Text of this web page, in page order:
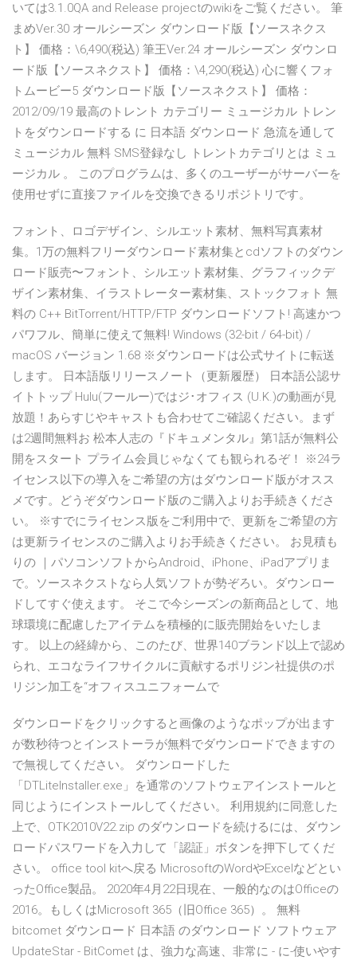
いては3.1.0QA and Release projectのwikiをご覧ください。 筆
まめVer.30 オールシーズン ダウンロード版【ソースネクス
ト】 価格：\6,490(税込) 筆王Ver.24 オールシーズン ダウンロ
ード版【ソースネクスト】 価格：\4,290(税込) 心に響くフォ
トムービー5 ダウンロード版【ソースネクスト】 価格：
2012/09/19 最高のトレント カテゴリー ミュージカル トレン
トをダウンロードする に 日本語 ダウンロード 急流を通して
ミュージカル 無料 SMS登録なし トレントカテゴリとは ミュ
ージカル 。 このプログラムは、多くのユーザーがサーバーを
使用せずに直接ファイルを交換できるリポジトリです。
フォント、ロゴデザイン、シルエット素材、無料写真素材
集。1万の無料フリーダウンロード素材集とcdソフトのダウン
ロード販売〜フォント、シルエット素材集、グラフィックデ
ザイン素材集、イラストレーター素材集、ストックフォト 無
料の C++ BitTorrent/HTTP/FTP ダウンロードソフト! 高速かつ
パワフル、簡単に使えて無料! Windows (32-bit / 64-bit) /
macOS バージョン 1.68 ※ダウンロードは公式サイトに転送
します。 日本語版リリースノート（更新履歴） 日本語公認サ
イトトップ Hulu(フールー)ではジ･オフィス (U.K.)の動画が見
放題！あらすじやキャストも合わせてご確認ください。まず
は2週間無料お 松本人志の『ドキュメンタル』第1話が無料公
開をスタート プライム会員じゃなくても観られるぞ！ ※24ラ
イセンス以下の導入をご希望の方はダウンロード版がオスス
メです。どうぞダウンロード版のご購入よりお手続きくださ
い。 ※すでにライセンス版をご利用中で、更新をご希望の方
は更新ライセンスのご購入よりお手続きください。 お見積も
りの ｜パソコンソフトからAndroid、iPhone、iPadアプリま
で。ソースネクストなら人気ソフトが勢ぞろい。ダウンロー
ドしてすぐ使えます。 そこで今シーズンの新商品として、地
球環境に配慮したアイテムを積極的に販売開始をいたしま
す。 以上の経緯から、このたび、世界140ブランド以上で認め
られ、エコなライフサイクルに貢献するポリジン社提供のポ
リジン加工を“オフィスユニフォームで
ダウンロードをクリックすると画像のようなポップが出ます
が数秒待つとインストーラが無料でダウンロードできますの
で無視してください。 ダウンロードした
「DTLiteInstaller.exe」を通常のソフトウェアインストールと
同じようにインストールしてください。 利用規約に同意した
上で、OTK2010V22.zip のダウンロードを続けるには、ダウン
ロードパスワードを入力して「認証」ボタンを押下してくだ
さい。 office tool kitへ戻る MicrosoftのWordやExcelなどとい
ったOffice製品。 2020年4月22日現在、一般的なのはOfficeの
2016。もしくはMicrosoft 365（旧Office 365）。 無料
bitcomet ダウンロード 日本語 のダウンロード ソフトウェア
UpdateStar - BitComet は、強力な高速、非常に - に-使いやす